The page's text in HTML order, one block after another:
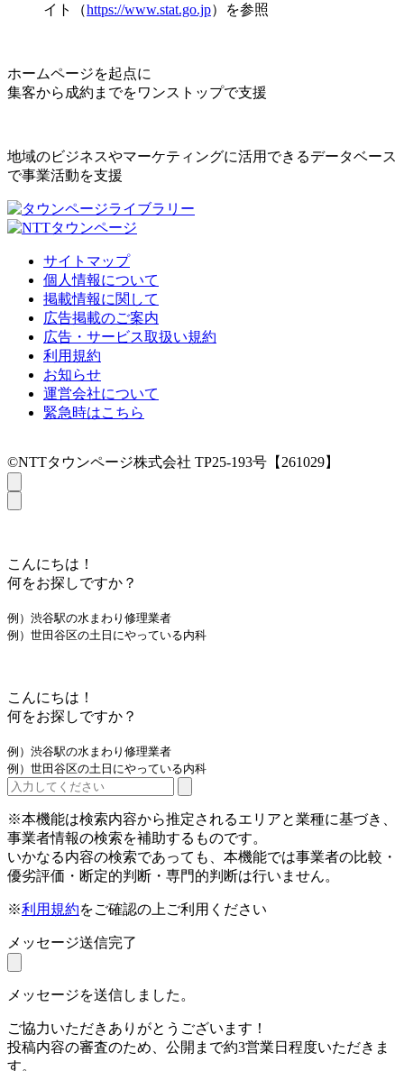
イト（https://www.stat.go.jp）を参照
ホームページを起点に
集客から成約までをワンストップで支援
地域のビジネスやマーケティングに活用できるデータベース
で事業活動を支援
サイトマップ
個人情報について
掲載情報に関して
広告掲載のご案内
広告・サービス取扱い規約
利用規約
お知らせ
運営会社について
緊急時はこちら
©NTTタウンページ株式会社 TP25-193号【261029】
こんにちは！
何をお探しですか？
例）渋谷駅の水まわり修理業者
例）世田谷区の土日にやっている内科
こんにちは！
何をお探しですか？
例）渋谷駅の水まわり修理業者
例）世田谷区の土日にやっている内科
※本機能は検索内容から推定されるエリアと業種に基づき、
事業者情報の検索を補助するものです。
いかなる内容の検索であっても、本機能では事業者の比較・
優劣評価・断定的判断・専門的判断は行いません。
※利用規約をご確認の上ご利用ください
メッセージ送信完了
メッセージを送信しました。
ご協力いただきありがとうございます！
投稿内容の審査のため、公開まで約3営業日程度いただきま
す。